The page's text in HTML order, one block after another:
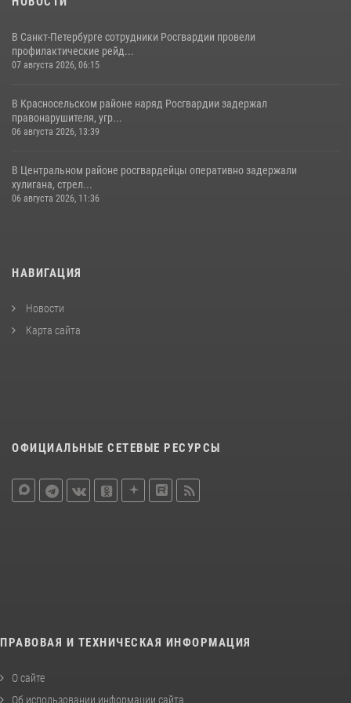
В Санкт-Петербурге сотрудники Росгвардии провели
профилактические рейд...
07 августа 2026, 06:15
В Красносельском районе наряд Росгвардии задержал
правонарушителя, угр...
06 августа 2026, 13:39
В Центральном районе росгвардейцы оперативно задержали
хулигана, стрел...
06 августа 2026, 11:36
НАВИГАЦИЯ
Новости
Карта сайта
ОФИЦИАЛЬНЫЕ СЕТЕВЫЕ РЕСУРСЫ
ПРАВОВАЯ И ТЕХНИЧЕСКАЯ ИНФОРМАЦИЯ
О сайте
Об использовании информации сайта